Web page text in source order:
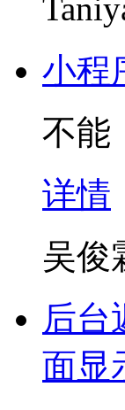
小程
不能
详情
吴俊
后台
面显